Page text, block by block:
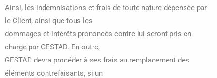
Ainsi, les indemnisations et frais de toute nature dépensée par
le Client, ainsi que tous les
dommages et intérêts prononcés contre lui seront pris en
charge par GESTAD. En outre,
GESTAD devra procéder à ses frais au remplacement des
éléments contrefaisants, si un